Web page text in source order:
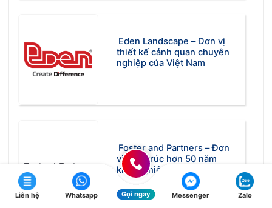
Eden Landscape – Đơn vị
thiết kế cảnh quan chuyên
nghiệp của Việt Nam
Foster and Partners – Đơn
vị kiến trúc hơn 50 năm
kinh nghiệm
Liên hệ Whatsapp Gọi ngay Messenger Zalo